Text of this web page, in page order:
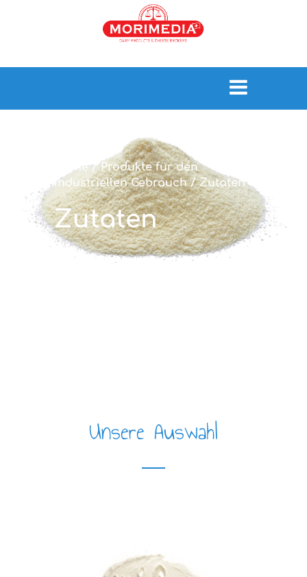
Zutaten
Home/Produkte für den
industriellen Gebrauch/Zutaten
Unsere Auswahl